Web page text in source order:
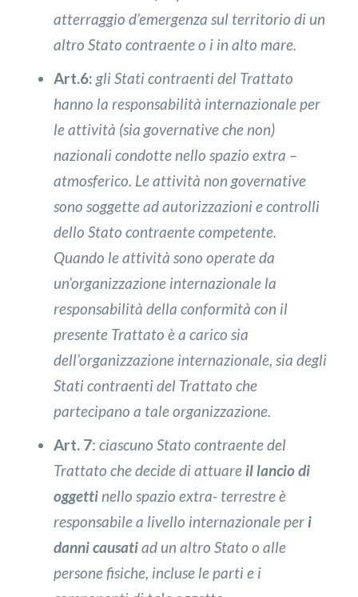
atterraggio d’emergenza sul territorio di un
altro Stato contraente o i in alto mare.
Art.6: gli Stati contraenti del Trattato
hanno la responsabilità internazionale per
le attività (sia governative che non)
nazionali condotte nello spazio extra –
atmosferico. Le attività non governative
sono soggette ad autorizzazioni e controlli
dello Stato contraente competente.
Quando le attività sono operate da
un’organizzazione internazionale la
responsabilità della conformità con il
presente Trattato è a carico sia
dell’organizzazione internazionale, sia degli
Stati contraenti del Trattato che
partecipano a tale organizzazione.
Art. 7: ciascuno Stato contraente del
Trattato che decide di attuare il lancio di
oggettinello spazio extra- terrestre è
responsabile a livello internazionale per i
danni causatiad un altro Stato o alle
persone fisiche, incluse le parti e i